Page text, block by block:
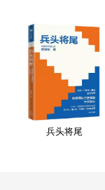
兵头将尾